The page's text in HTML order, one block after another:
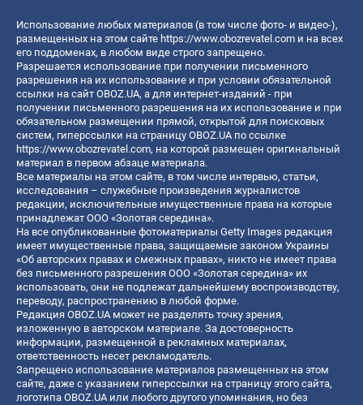
Использование любых материалов (в том числе фото- и видео-),
размещенных на этом сайте https://www.obozrevatel.com и на всех
его поддоменах, в любом виде строго запрещено.
Разрешается использование при получении письменного
разрешения на их использование и при условии обязательной
ссылки на сайт OBOZ.UA, а для интернет-изданий - при
получении письменного разрешения на их использование и при
обязательном размещении прямой, открытой для поисковых
систем, гиперссылки на страницу OBOZ.UA по ссылке
https://www.obozrevatel.com, на которой размещен оригинальный
материал в первом абзаце материала.
Все материалы на этом сайте, в том числе интервью, статьи,
исследования – служебные произведения журналистов
редакции, исключительные имущественные права на которые
принадлежат ООО «Золотая середина».
На все опубликованные фотоматериалы Getty Images редакция
имеет имущественные права, защищаемые законом Украины
«Об авторских правах и смежных правах», никто не имеет права
без письменного разрешения ООО «Золотая середина» их
использовать, они не подлежат дальнейшему воспроизводству,
переводу, распространению в любой форме.
Редакция OBOZ.UA может не разделять точку зрения,
изложенную в авторском материале. За достоверность
информации, размещенной в рекламных материалах,
ответственность несет рекламодатель.
Запрещено использование материалов размещенных на этом
сайте, даже с указанием гиперссылки на страницу этого сайта,
логотипа OBOZ.UA или любого другого упоминания, но без